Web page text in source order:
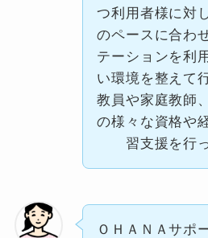
つ利用者様に対
のペースに合わ
テーションを利
い環境を整えて
教員や家庭教師
の様々な資格や
習支援を行
ＯＨＡＮＡサポ